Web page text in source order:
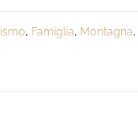
, Famiglia, Montagna,